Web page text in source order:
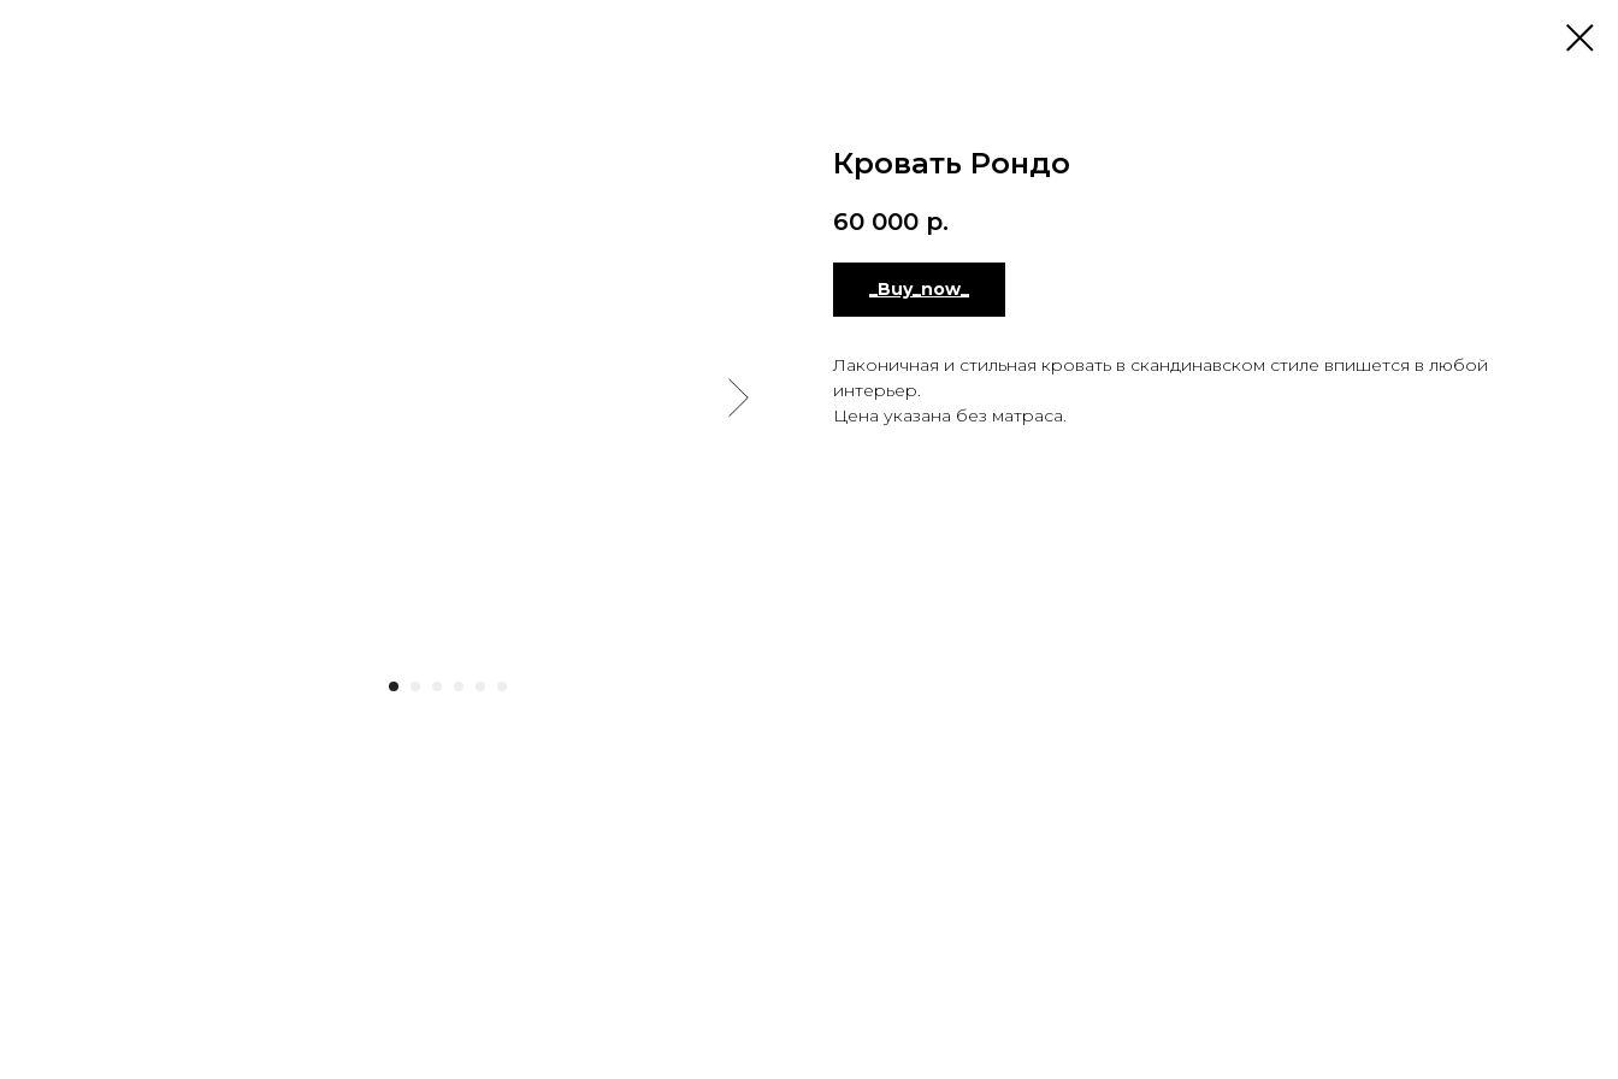
Кровать Рондо
60 000 р.
_Buy_now_
Лаконичная и стильная кровать в скандинавском стиле впишется в любой
интерьер.
Цена указана без матраса.